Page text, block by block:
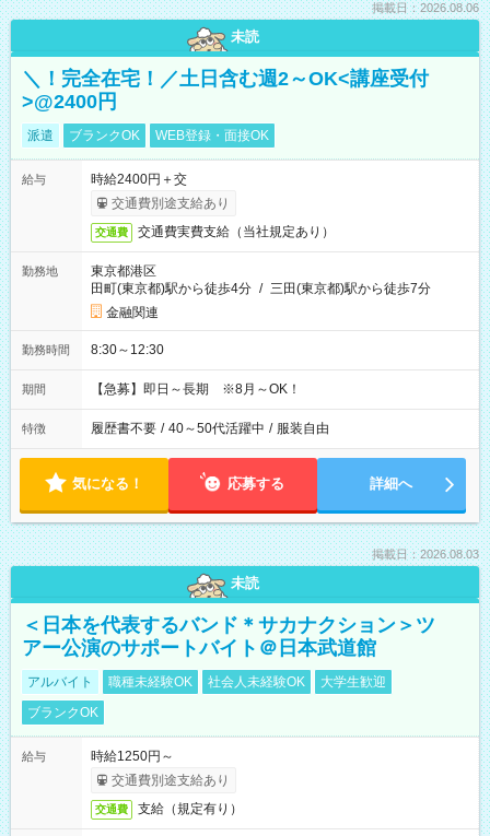
掲載日：2026.08.06
未読
＼！完全在宅！／土日含む週2～OK<講座受付
>@2400円
派遣 ブランクOK WEB登録・面接OK
給与
時給2400円＋交
交通費別途支給あり
交通費 交通費実費支給（当社規定あり）
勤務地
東京都港区
田町(東京都)駅から徒歩4分 / 三田(東京都)駅から徒歩7分
金融関連
勤務時間 8:30～12:30
期間 【急募】即日～長期 ※8月～OK！
特徴 履歴書不要 / 40～50代活躍中 / 服装自由
気になる！ 応募する 詳細へ
掲載日：2026.08.03
未読
＜日本を代表するバンド＊サカナクション＞ツ
アー公演のサポートバイト＠日本武道館
アルバイト 職種未経験OK 社会人未経験OK
大学生歓迎
ブランクOK
給与
時給1250円～
交通費別途支給あり
交通費 支給（規定有り）